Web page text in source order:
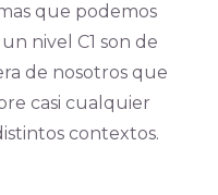
que podemos
nivel C1 son de
de nosotros que
casi cualquier
contextos.